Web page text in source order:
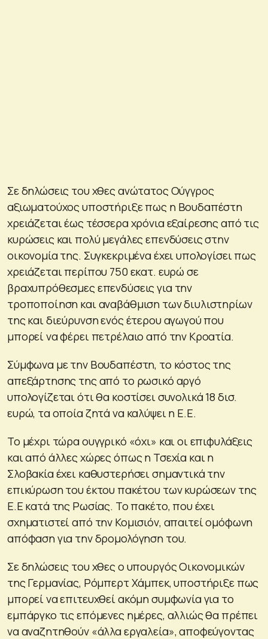
Σε δηλώσεις του χθες ανώτατος Ούγγρος
αξιωματούχος υποστήριξε πως η Βουδαπέστη
χρειάζεται έως τέσσερα χρόνια εξαίρεσης από τις
κυρώσεις και πολύ μεγάλες επενδύσεις στην
οικονομία της. Συγκεκριμένα έχει υπολογίσει πως
χρειάζεται περίπου 750 εκατ. ευρώ σε
βραχυπρόθεσμες επενδύσεις για την
τροποποίηση και αναβάθμιση των διυλιστηρίων
της και διεύρυνση ενός έτερου αγωγού που
μπορεί να φέρει πετρέλαιο από την Κροατία.
Σύμφωνα με την Βουδαπέστη, το κόστος της
απεξάρτησης της από το ρωσικό αργό
υπολογίζεται ότι θα κοστίσει συνολικά 18 δισ.
ευρώ, τα οποία ζητά να καλύψει η Ε.Ε.
Το μέχρι τώρα ουγγρικό «όχι» και οι επιφυλάξεις
και από άλλες χώρες όπως η Τσεχία και η
Σλοβακία έχει καθυστερήσει σημαντικά την
επικύρωση του έκτου πακέτου των κυρώσεων της
Ε.Ε κατά της Ρωσίας. Το πακέτο, που έχει
σχηματιστεί από την Κομισιόν, απαιτεί ομόφωνη
απόφαση για την δρομολόγηση του.
Σε δηλώσεις του χθες ο υπουργός Οικονομικών
της Γερμανίας, Ρόμπερτ Χάμπεκ, υποστήριξε πως
μπορεί να επιτευχθεί ακόμη συμφωνία για το
εμπάργκο τις επόμενες ημέρες, αλλιώς θα πρέπει
να αναζητηθούν «άλλα εργαλεία», αποφεύγοντας